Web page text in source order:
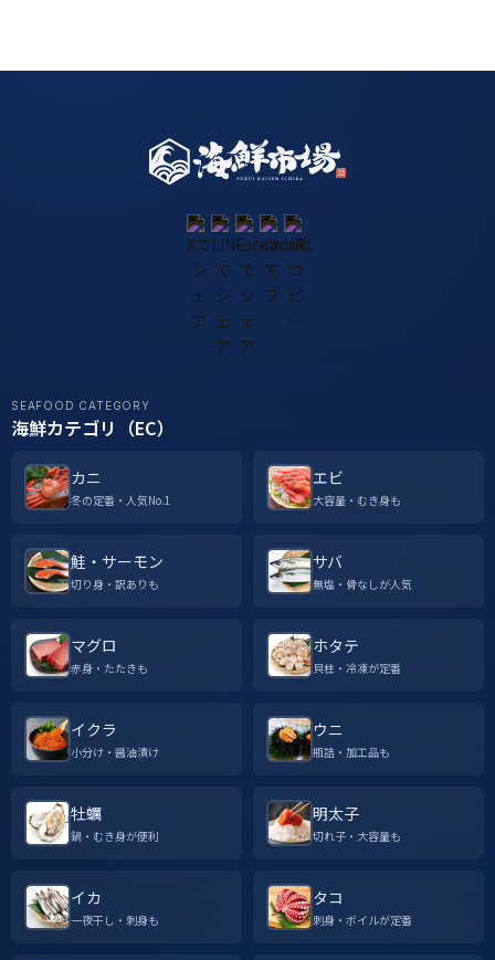
SEAFOOD CATEGORY
海鮮カテゴリ（EC）
カニ
冬の定番・人気No.1
エビ
大容量・むき身も
鮭・サーモン
切り身・訳ありも
サバ
無塩・骨なしが人気
マグロ
赤身・たたきも
ホタテ
貝柱・冷凍が定番
イクラ
小分け・醤油漬け
ウニ
瓶詰・加工品も
牡蠣
鍋・むき身が便利
明太子
切れ子・大容量も
イカ
一夜干し・刺身も
タコ
刺身・ボイルが定番